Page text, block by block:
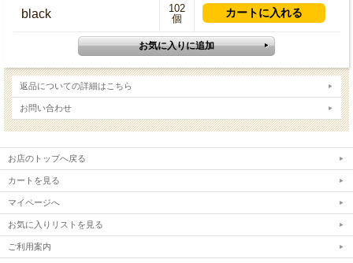
black
102
個
返品についての詳細はこちら
お問い合わせ
お店のトップへ戻る
カートを見る
マイページへ
お気に入りリストを見る
ご利用案内